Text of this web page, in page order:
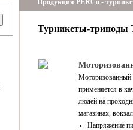
Продукция PERCo -
Турникеты-триподы
Моторизованный
применяется в
людей на
магазинах,
Напряжение